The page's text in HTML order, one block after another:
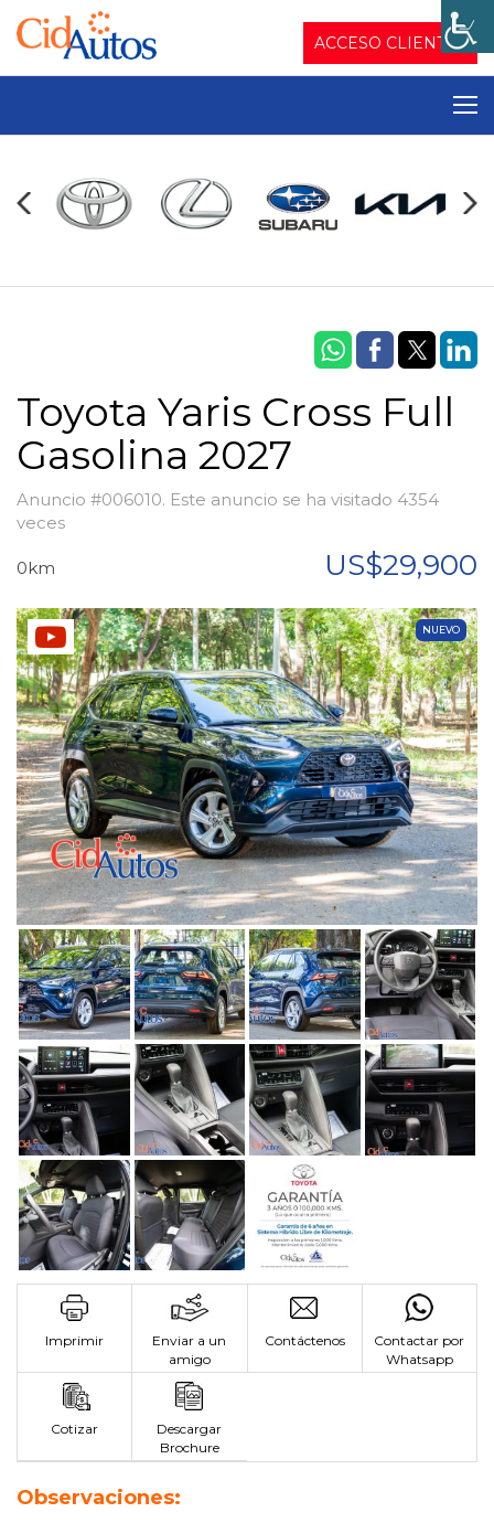
ACCESO CLIENTES
Toyota Yaris Cross Full
Gasolina 2027
Anuncio #006010. Este anuncio se ha visitado 4354
veces
0km US$29,900
NUEVO
Imprimir
Enviar a un
amigo
Contáctenos
Contactar por
Whatsapp
Cotizar
Descargar
Brochure
Observaciones: